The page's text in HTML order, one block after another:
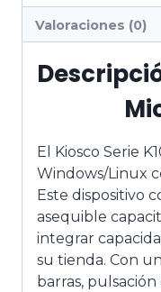
Valoraciones (0)
El Kiosco Serie
Windows/Linux
Este dispositivo
asequible
integrar
su tienda. Con
barras,